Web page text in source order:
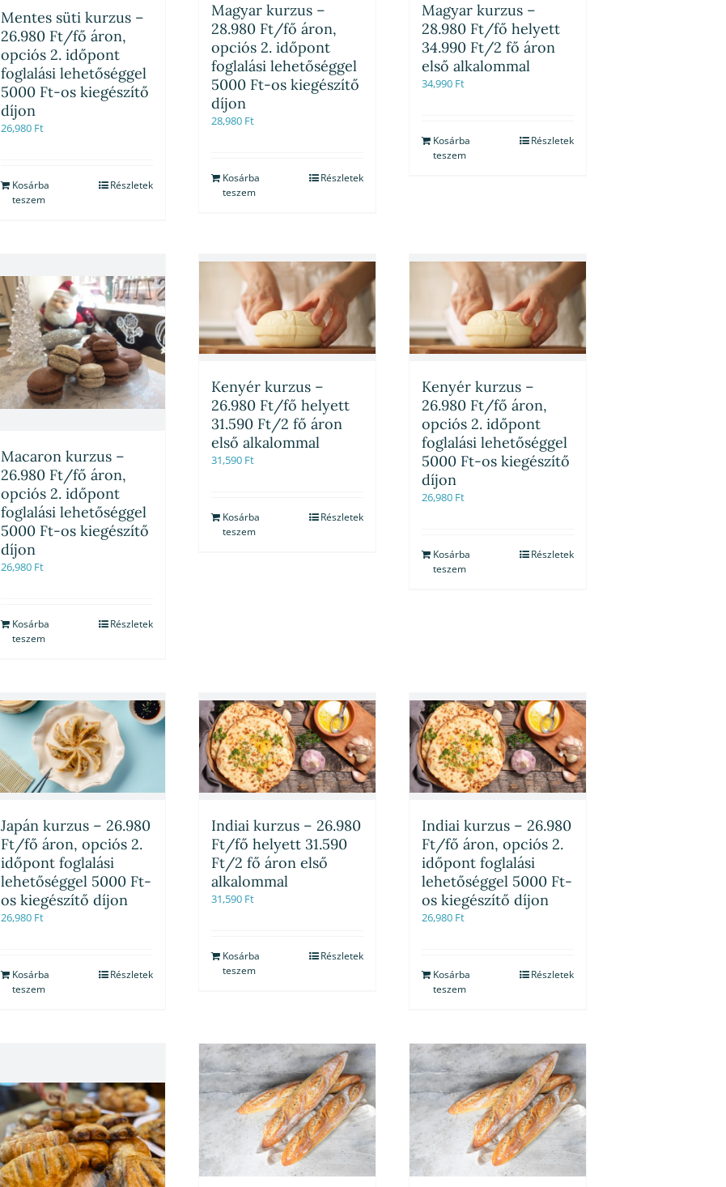
Mentes süti kurzus –
26.980 Ft/fő áron,
opciós 2. időpont
foglalási lehetőséggel
5000 Ft-os kiegészítő
díjon
26,980 Ft
Kosárba
teszem
Részletek
Magyar kurzus –
28.980 Ft/fő áron,
opciós 2. időpont
foglalási lehetőséggel
5000 Ft-os kiegészítő
díjon
28,980 Ft
Kosárba
teszem
Részletek
Magyar kurzus –
28.980 Ft/fő helyett
34.990 Ft/2 fő áron
első alkalommal
34,990 Ft
Kosárba
teszem
Részletek
Macaron kurzus –
26.980 Ft/fő áron,
opciós 2. időpont
foglalási lehetőséggel
5000 Ft-os kiegészítő
díjon
26,980 Ft
Kosárba
teszem
Részletek
Kenyér kurzus –
26.980 Ft/fő helyett
31.590 Ft/2 fő áron
első alkalommal
31,590 Ft
Kosárba
teszem
Részletek
Kenyér kurzus –
26.980 Ft/fő áron,
opciós 2. időpont
foglalási lehetőséggel
5000 Ft-os kiegészítő
díjon
26,980 Ft
Kosárba
teszem
Részletek
Japán kurzus – 26.980
Ft/fő áron, opciós 2.
időpont foglalási
lehetőséggel 5000 Ft-
os kiegészítő díjon
26,980 Ft
Kosárba
teszem
Részletek
Indiai kurzus – 26.980
Ft/fő helyett 31.590
Ft/2 fő áron első
alkalommal
31,590 Ft
Kosárba
teszem
Részletek
Indiai kurzus – 26.980
Ft/fő áron, opciós 2.
időpont foglalási
lehetőséggel 5000 Ft-
os kiegészítő díjon
26,980 Ft
Kosárba
teszem
Részletek